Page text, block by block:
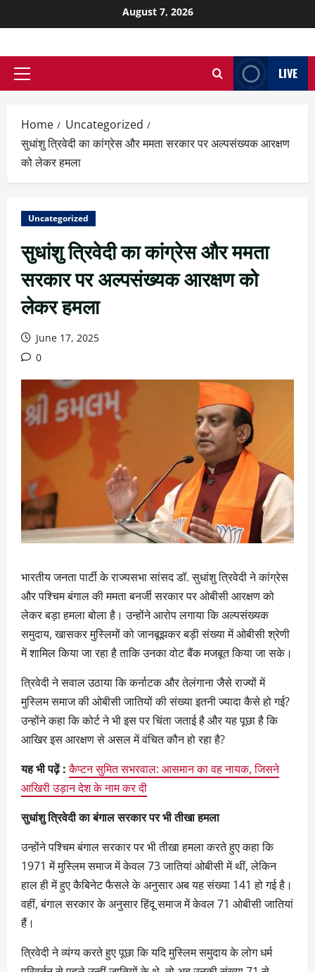
August 7, 2026
LIVE
Home
Uncategorized
सुधांशु त्रिवेदी का कांग्रेस और ममता सरकार पर अल्पसंख्यक आरक्षण
को लेकर हमला
Uncategorized
सुधांशु त्रिवेदी का कांग्रेस और ममता
सरकार पर अल्पसंख्यक आरक्षण को
लेकर हमला
June 17, 2025
0
भारतीय जनता पार्टी के राज्यसभा सांसद डॉ. सुधांशु त्रिवेदी ने कांग्रेस
और पश्चिम बंगाल की ममता बनर्जी सरकार पर ओबीसी आरक्षण को
लेकर बड़ा हमला बोला है। उन्होंने आरोप लगाया कि अल्पसंख्यक
समुदाय, खासकर मुस्लिमों को जानबूझकर बड़ी संख्या में ओबीसी श्रेणी
में शामिल किया जा रहा है ताकि उनका वोट बैंक मजबूत किया जा सके।
त्रिवेदी ने सवाल उठाया कि कर्नाटक और तेलंगाना जैसे राज्यों में
मुस्लिम समाज की ओबीसी जातियों की संख्या इतनी ज्यादा कैसे हो गई?
उन्होंने कहा कि कोर्ट ने भी इस पर चिंता जताई है और यह पूछा है कि
आखिर इस आरक्षण से असल में वंचित कौन हो रहा है?
यह भी पढ़ें : कैप्टन सुमित सभरवाल: आसमान का वह नायक, जिसने
आखिरी उड़ान देश के नाम कर दी
सुधांशु त्रिवेदी का बंगाल सरकार पर भी तीखा हमला
उन्होंने पश्चिम बंगाल सरकार पर भी तीखा हमला करते हुए कहा कि
1971 में मुस्लिम समाज में केवल 73 जातियां ओबीसी में थीं, लेकिन
हाल ही में हुए कैबिनेट फैसले के अनुसार अब यह संख्या 141 हो गई है।
वहीं, बंगाल सरकार के अनुसार हिंदू समाज में केवल 71 ओबीसी जातियां
हैं।
त्रिवेदी ने व्यंग्य करते हुए पूछा कि यदि मुस्लिम समुदाय के लोग धर्म